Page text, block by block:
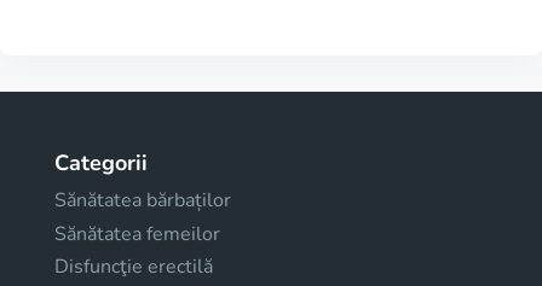
Categorii
Sănătatea bărbaților
Sănătatea femeilor
Disfuncţie erectilă